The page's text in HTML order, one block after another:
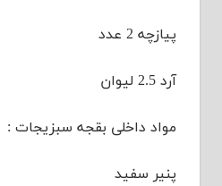
پیازچه 2 عدد
آرد 2.5 لیوان
مواد داخلی بقجه سبزیجات :
پنیر سفید